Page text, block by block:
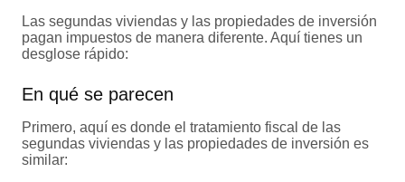
Las segundas viviendas y las propiedades de inversión
pagan impuestos de manera diferente. Aquí tienes un
desglose rápido:
En qué se parecen
Primero, aquí es donde el tratamiento fiscal de las
segundas viviendas y las propiedades de inversión es
similar: